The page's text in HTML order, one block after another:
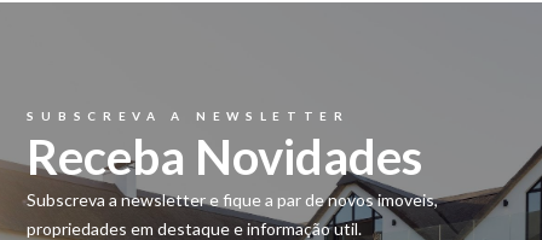
SUBSCREVA A NEWSLETTER
Receba Novidades
Subscreva a newsletter e fique a par de novos imoveis,
propriedades em destaque e informação util.